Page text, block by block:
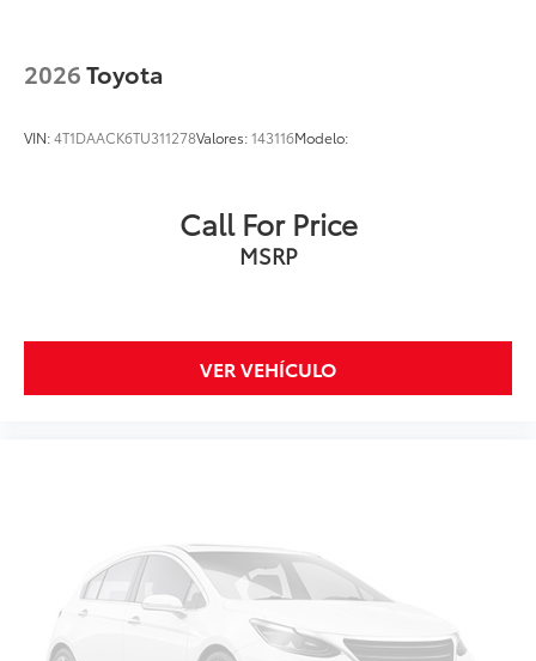
2026Toyota
VIN:4T1DAACK6TU311278Valores:143116Modelo:
Call For Price
MSRP
VER VEHÍCULO